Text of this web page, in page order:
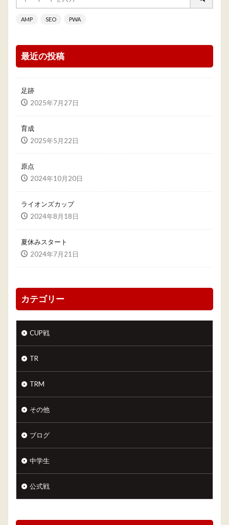
AMP SEO PWA
最近の投稿
足跡
2025年7月27日
育成
2025年5月22日
原点
2024年10月20日
ライオンズカップ
2024年8月18日
夏休みスタート
2024年7月21日
カテゴリー
CUP戦
TR
TRM
その他
ブログ
中学生
公式戦